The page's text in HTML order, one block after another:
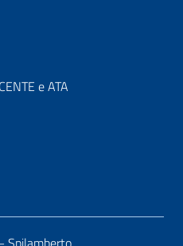
e ATA